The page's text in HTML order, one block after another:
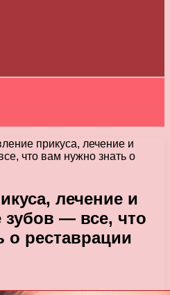
прикуса, лечение и
что вам нужно знать о
лечение и
зубов — все, что
о реставрации